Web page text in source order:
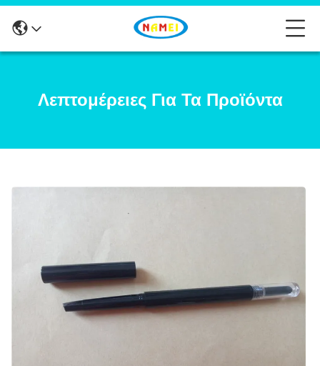
Λεπτομέρειες Για Τα Προϊόντα